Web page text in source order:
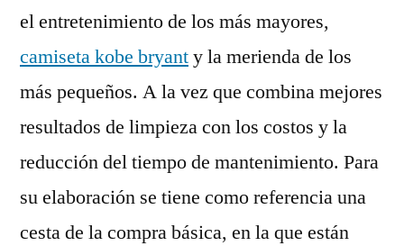
el entretenimiento de los más mayores,
camiseta kobe bryanty la merienda de los
más pequeños. A la vez que combina mejores
resultados de limpieza con los costos y la
reducción del tiempo de mantenimiento. Para
su elaboración se tiene como referencia una
cesta de la compra básica, en la que están